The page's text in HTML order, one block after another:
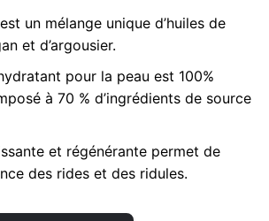
un mélange unique d’huiles de
et d’argousier.
pour la peau est 100%
à 70 % d’ingrédients de source
et régénérante permet de
des rides et des ridules.